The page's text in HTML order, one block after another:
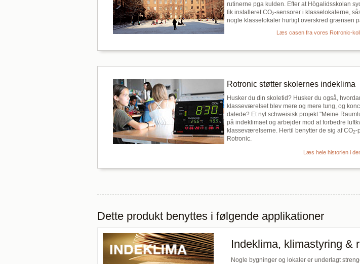
rutinerne pga kulden. Efter at Högalidsskolan
fik installeret CO2-sensorer i klasselokalerne,
nogle klasselokaler hurtigt overskred grænsen
Læs casen fra vores Rotronic-
Rotronic støtter skolernes indeklima
Husker du din skoletid? Husker du også,
klasseværelset blev mere og mere tung, og
dalede? Et nyt schweisisk projekt "Meine
på indeklimaet og arbejder mod at forbedre
klasseværelserne. Hertil benytter de sig af CO2-
Rotronic.
Læs hele historien i
Dette produkt benyttes i følgende applikationer
Indeklima, klimastyring &
Nogle bygninger og lokaler er underlagt